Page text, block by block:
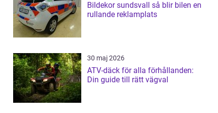
Bildekor sundsvall så blir bilen en
rullande reklamplats
30 maj 2026
ATV-däck för alla förhållanden:
Din guide till rätt vägval